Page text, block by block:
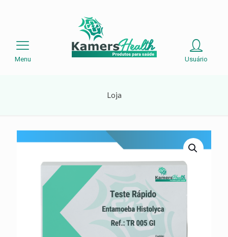
Menu Usuário
Loja